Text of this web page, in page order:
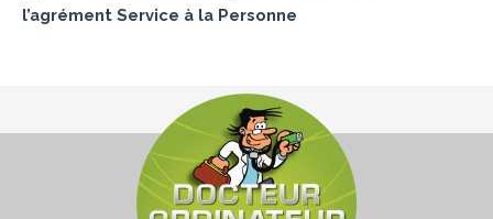
l’agrément Service à la Personne